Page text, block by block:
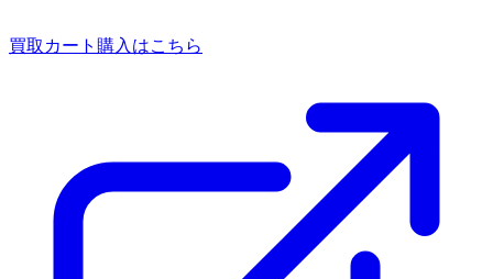
買取カート 購入はこちら